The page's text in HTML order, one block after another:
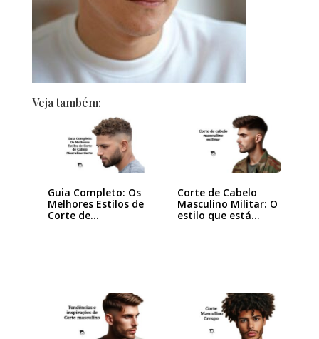
Veja também:
Guia Completo: Os
Melhores Estilos de
Corte de…
Corte de Cabelo
Masculino Militar: O
estilo que está…